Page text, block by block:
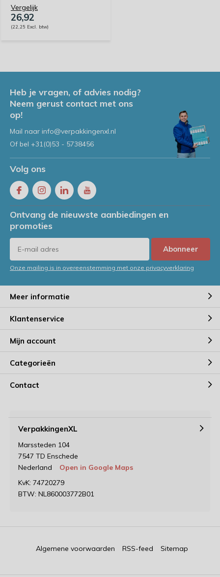
Vergelijk
26,92
(22,25 Excl. btw)
Heb je vragen, of advies nodig?
Neem gerust contact met ons
op!
Mail naar info@verpakkingenxl.nl
Of bel +31(0)53 - 5738456
Volg ons
Ontvang de nieuwste aanbiedingen en
promoties
Abonneer
Onze mailing is in overeenstemming met onze privacyverklaring
Meer informatie
Klantenservice
Mijn account
Categorieën
Contact
VerpakkingenXL
Marssteden 104
7547 TD Enschede
Nederland
Open in Google Maps
KvK: 74720279
BTW: NL860003772B01
Algemene voorwaarden RSS-feed Sitemap